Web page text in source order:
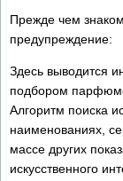
Прежде чем
предупреждение:
Здесь выводится
подбором
Алгоритм поиска
наименованиях,
массе других
искусственного